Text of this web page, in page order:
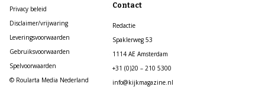
Privacy beleid
Disclaimer/vrijwaring
Leveringsvoorwaarden
Gebruiksvoorwaarden
Spelvoorwaarden
© Roularta Media Nederland
Contact
Redactie
Spaklerweg 53
1114 AE Amsterdam
+31 (0)20 – 210 5300
info@kijkmagazine.nl